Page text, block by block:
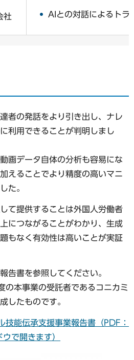
社 AIとの対話によるトラ
者の発話をより引き出し、ナレ
利用できることが判明しまし
画データ自体の分析も容易にな
えることでより精度の高いマニ
た。
て提供することは外国人労働者
につながることがわかり、生成
もなく有効性は高いことが実証
告書を参照してください。
の本事業の受託者であるコニカミ
したものです。
技能伝承支援事業報告書（PDF：
で開きます）